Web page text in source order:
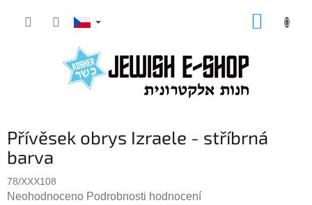
Přívěsek obrys Izraele - stříbrná
barva
78/XXX108
Průměrné
Neohodnoceno Podrobnosti hodnocení